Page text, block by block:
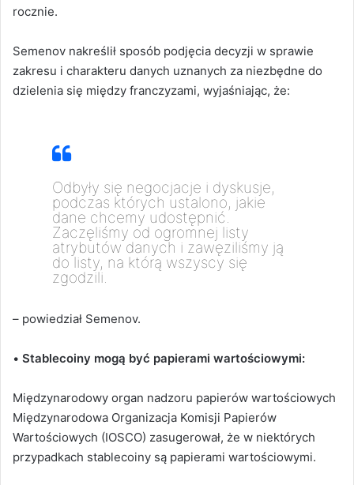
rocznie.
Semenov nakreślił sposób podjęcia decyzji w sprawie
zakresu i charakteru danych uznanych za niezbędne do
dzielenia się między franczyzami, wyjaśniając, że:
Odbyły się negocjacje i dyskusje,
podczas których ustalono, jakie
dane chcemy udostępnić.
Zaczęliśmy od ogromnej listy
atrybutów danych i zawęziliśmy ją
do listy, na którą wszyscy się
zgodzili.
– powiedział Semenov.
• Stablecoiny mogą być papierami wartościowymi:
Międzynarodowy organ nadzoru papierów wartościowych
Międzynarodowa Organizacja Komisji Papierów
Wartościowych (IOSCO) zasugerował, że w niektórych
przypadkach stablecoiny są papierami wartościowymi.